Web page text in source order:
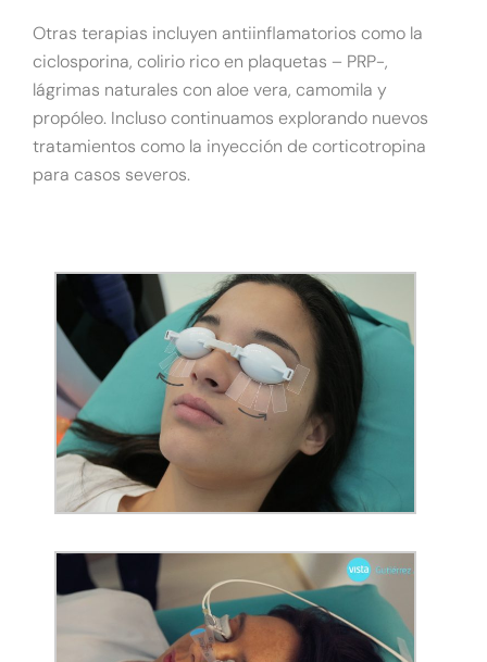
Otras terapias incluyen antiinflamatorios como la
ciclosporina, colirio rico en plaquetas – PRP-,
lágrimas naturales con aloe vera, camomila y
propóleo. Incluso continuamos explorando nuevos
tratamientos como la inyección de corticotropina
para casos severos.